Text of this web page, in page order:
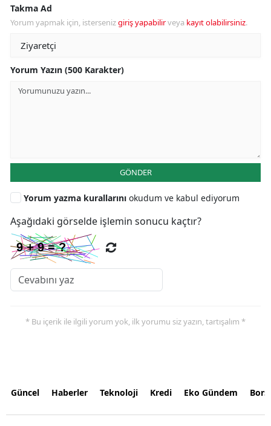
Takma Ad
Yorum yapmak için, istersenizgiriş yapabilirveya kayıt olabilirsiniz.
Yorum Yazın (500 Karakter)
GÖNDER
Yorum yazma kurallarını okudum ve kabul ediyorum
Aşağıdaki görselde işlemin sonucu kaçtır?
* Bu içerik ile ilgili yorum yok, ilk yorumu siz yazın, tartışalım *
Güncel Haberler Teknoloji Kredi Eko Gündem